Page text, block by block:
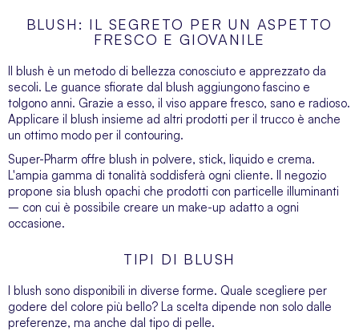
BLUSH: IL SEGRETO PER UN ASPETTO
FRESCO E GIOVANILE
Il blush è un metodo di bellezza conosciuto e apprezzato da
secoli. Le guance sfiorate dal blush aggiungono fascino e
tolgono anni. Grazie a esso, il viso appare fresco, sano e radioso.
Applicare il blush insieme ad altri prodotti per il trucco è anche
un ottimo modo per il contouring.
Super-Pharm offre blush in polvere, stick, liquido e crema.
L'ampia gamma di tonalità soddisferà ogni cliente. Il negozio
propone sia blush opachi che prodotti con particelle illuminanti
– con cui è possibile creare un make-up adatto a ogni
occasione.
TIPI DI BLUSH
I blush sono disponibili in diverse forme. Quale scegliere per
godere del colore più bello? La scelta dipende non solo dalle
preferenze, ma anche dal tipo di pelle.